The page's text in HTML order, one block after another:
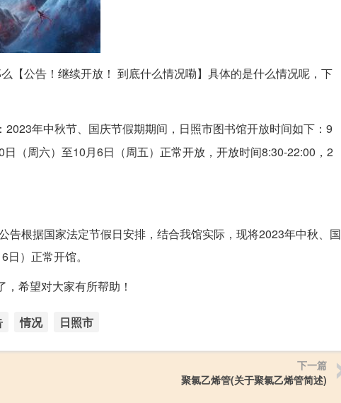
【公告！继续开放！ 到底什么情况嘞】具体的是什么情况呢，下
年中秋节、国庆节假期期间，日照市图书馆开放时间如下：9
（周六）至10月6日（周五）正常开放，开放时间8:30-22:00，2
根据国家法定节假日安排，结合我馆实际，现将2023年中秋、国
）正常开馆。
希望对大家有所帮助！
情况 日照市
下一篇
聚氯乙烯管(关于聚氯乙烯管简述)